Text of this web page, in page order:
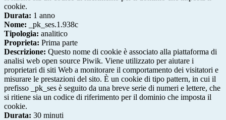
cookie.
Durata: 1 anno
Nome: _pk_ses.1.938c
Tipologia: analitico
Proprieta: Prima parte
Descrizione: Questo nome di cookie è associato alla piattaforma di
analisi web open source Piwik. Viene utilizzato per aiutare i
proprietari di siti Web a monitorare il comportamento dei visitatori e
misurare le prestazioni del sito. È un cookie di tipo pattern, in cui il
prefisso _pk_ses è seguito da una breve serie di numeri e lettere, che
si ritiene sia un codice di riferimento per il dominio che imposta il
cookie.
Durata: 30 minuti